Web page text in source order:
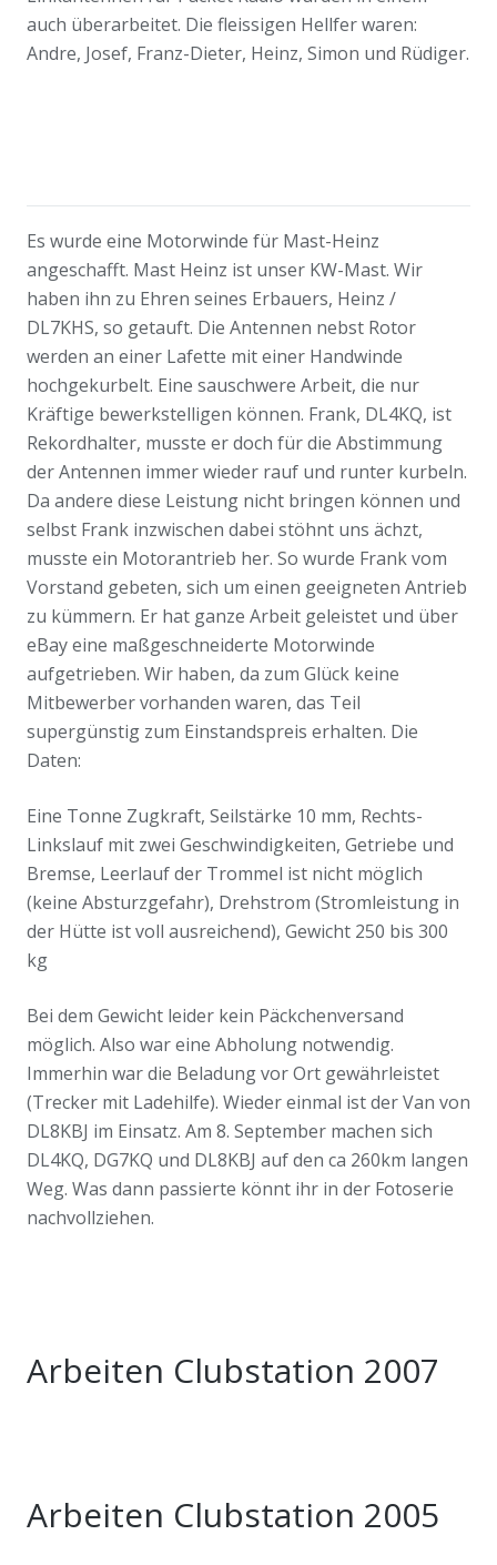
auch überarbeitet. Die fleissigen Hellfer waren:
Andre, Josef, Franz-Dieter, Heinz, Simon und Rüdiger.
Es wurde eine Motorwinde für Mast-Heinz
angeschafft. Mast Heinz ist unser KW-Mast. Wir
haben ihn zu Ehren seines Erbauers, Heinz /
DL7KHS, so getauft. Die Antennen nebst Rotor
werden an einer Lafette mit einer Handwinde
hochgekurbelt. Eine sauschwere Arbeit, die nur
Kräftige bewerkstelligen können. Frank, DL4KQ, ist
Rekordhalter, musste er doch für die Abstimmung
der Antennen immer wieder rauf und runter kurbeln.
Da andere diese Leistung nicht bringen können und
selbst Frank inzwischen dabei stöhnt uns ächzt,
musste ein Motorantrieb her. So wurde Frank vom
Vorstand gebeten, sich um einen geeigneten Antrieb
zu kümmern. Er hat ganze Arbeit geleistet und über
eBay eine maßgeschneiderte Motorwinde
aufgetrieben. Wir haben, da zum Glück keine
Mitbewerber vorhanden waren, das Teil
supergünstig zum Einstandspreis erhalten. Die
Daten:
Eine Tonne Zugkraft, Seilstärke 10 mm, Rechts-
Linkslauf mit zwei Geschwindigkeiten, Getriebe und
Bremse, Leerlauf der Trommel ist nicht möglich
(keine Absturzgefahr), Drehstrom (Stromleistung in
der Hütte ist voll ausreichend), Gewicht 250 bis 300
kg
Bei dem Gewicht leider kein Päckchenversand
möglich. Also war eine Abholung notwendig.
Immerhin war die Beladung vor Ort gewährleistet
(Trecker mit Ladehilfe). Wieder einmal ist der Van von
DL8KBJ im Einsatz. Am 8. September machen sich
DL4KQ, DG7KQ und DL8KBJ auf den ca 260km langen
Weg. Was dann passierte könnt ihr in der Fotoserie
nachvollziehen.
Arbeiten Clubstation 2007
Arbeiten Clubstation 2005